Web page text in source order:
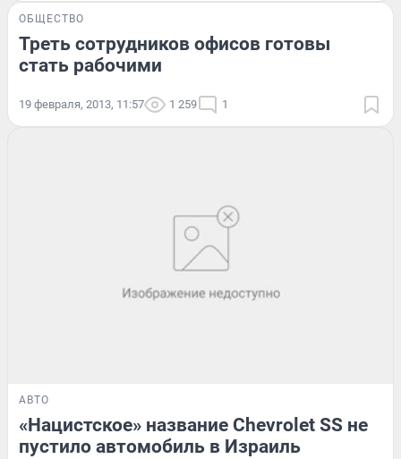
ОБЩЕСТВО
Треть сотрудников офисов готовы
стать рабочими
19 февраля, 2013, 11:57 1 259 1
АВТО
«Нацистское» название Chevrolet SS не
пустило автомобиль в Израиль